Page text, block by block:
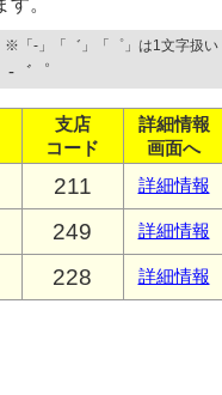
。
※「-」「゛」「゜」は1文字扱い
-゛゜
支店
コード
詳細情報
画面へ
211 詳細情報
249 詳細情報
228 詳細情報